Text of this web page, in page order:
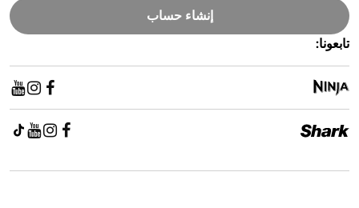
إنشاء حساب
تابعونا: